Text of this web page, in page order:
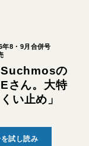
年8・9月合併号
Suchmosの
さん。大特
い止め」
試し読み